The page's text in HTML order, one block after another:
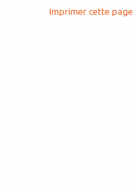
Imprimer cette page